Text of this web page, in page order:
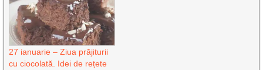
27 ianuarie – Ziua prăjiturii
cu ciocolată. Idei de rețete